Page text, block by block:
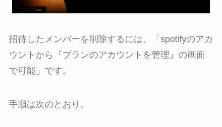
招待したメンバーを削除するには、「spotifyのアカ
ウントから『プランのアカウントを管理』の画面
で可能」です。
手順は次のとおり。